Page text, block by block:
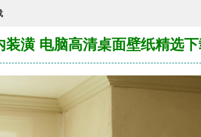
装潢 电脑高清桌面壁纸精选